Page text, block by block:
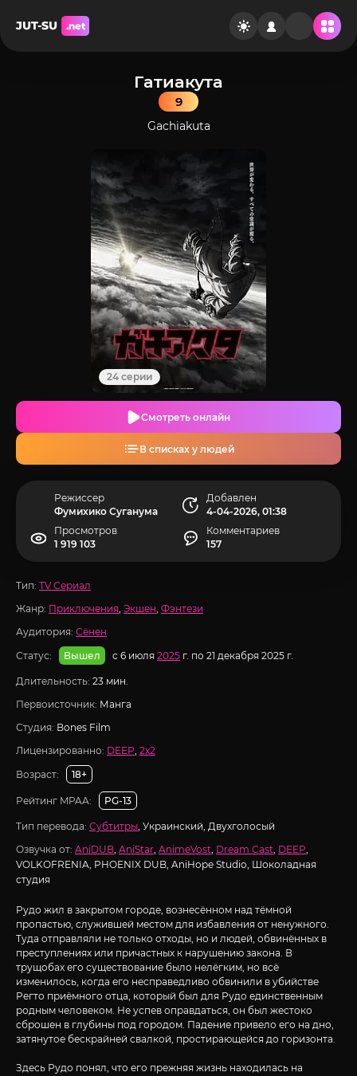
JUT-SU .net
Гатиакута
9
Gachiakuta
24 серии
Смотреть онлайн
В списках у людей
Режиссер
Фумихико Суганума
Добавлен
4-04-2026, 01:38
Просмотров
1 919 103
Комментариев
157
Тип: TV Сериал
Жанр: Приключения, Экшен, Фэнтези
Аудитория: Сёнен
Статус:
Вышел с 6 июля 2025 г. по 21 декабря 2025 г.
Длительность: 23 мин.
Первоисточник: Манга
Студия: Bones Film
Лицензированно: DEEP, 2x2
Возраст:
18+
Рейтинг MPAA: PG-13
Тип перевода: Субтитры, Украинский, Двухголосый
Озвучка от: AniDUB, AniStar, AnimeVost, Dream Cast, DEEP,
VOLKOFRENIA, PHOENIX DUB, AniHope Studio, Шоколадная
студия
Рудо жил в закрытом городе, вознесённом над тёмной
пропастью, служившей местом для избавления от ненужного.
Туда отправляли не только отходы, но и людей, обвинённых в
преступлениях или причастных к нарушению закона. В
трущобах его существование было нелёгким, но всё
изменилось, когда его несправедливо обвинили в убийстве
Регто приёмного отца, который был для Рудо единственным
родным человеком. Не успев оправдаться, он был жестоко
сброшен в глубины под городом. Падение привело его на дно,
затянутое бескрайней свалкой, простирающейся до горизонта.
Здесь Рудо понял, что его прежняя жизнь находилась на